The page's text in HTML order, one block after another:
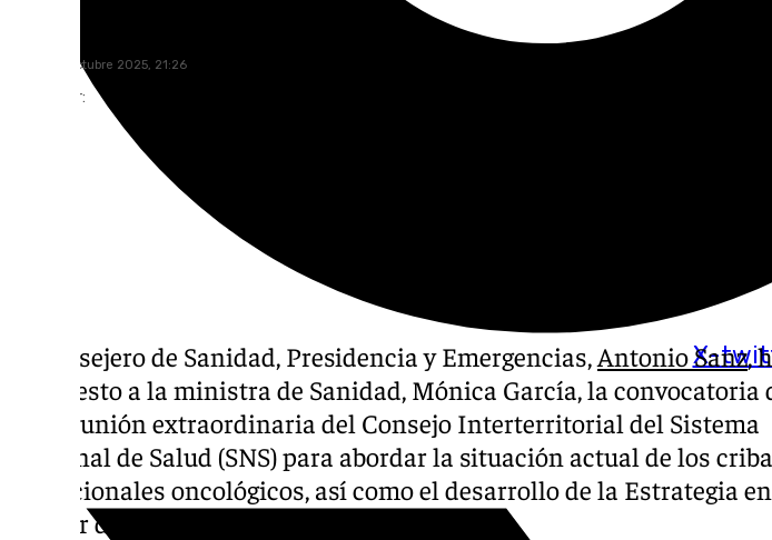
X-
lunes, 20 octubre 2025, 21:26
Compartir:
El consejero de Sanidad, Presidencia y Emergencias, Antonio Sanz,
propuesto a la ministra de Sanidad, Mónica García, la convocatoria
una reunión extraordinaria del Consejo Interterritorial del Sistema
Nacional de Salud (SNS) para abordar la situación actual de los
poblacionales oncológicos, así como el desarrollo de la Estrategia en
Cáncer del SNS.